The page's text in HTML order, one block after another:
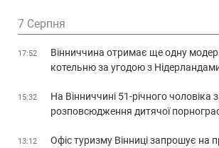
7 Серпня
17:52
Вінниччина отримає ще одну
котельню за угодою з
15:32
На Вінниччині 51-річного чоловіка
розповсюдження дитячої
13:12
Офіс туризму Вінниці запрошує на